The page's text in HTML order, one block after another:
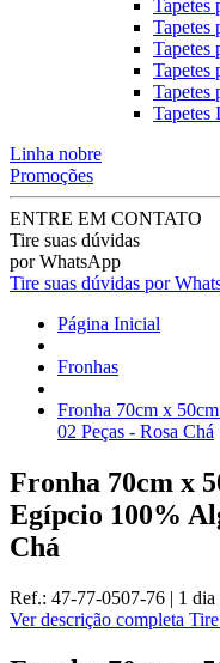
Tapetes
Tapetes
Tapetes
Tapetes
Tapetes
Tapetes
Linha nobre
Promoções
ENTRE EM CONTATO
Tire suas dúvidas
por WhatsApp
Tire suas dúvidas por
Página Inicial
Fronhas
Fronha 70cm x
02 Peças - Rosa Chá
Fronha 70cm x
Egípcio 100%
Chá
Ref.: 47-77-0507-76 | 1 dia
Ver descrição completa